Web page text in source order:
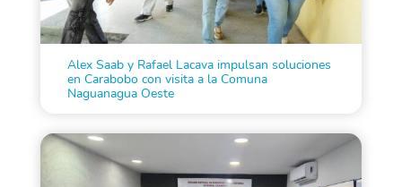
Alex Saab y Rafael Lacava impulsan soluciones
en Carabobo con visita a la Comuna
Naguanagua Oeste